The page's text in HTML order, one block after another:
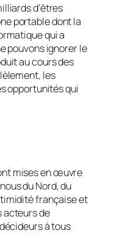
d’êtres
portable dont la
qui a
pouvons ignorer le
au cours des
les
opportunités qui
mises en œuvre
du Nord, du
timidité française et
acteurs de
à tous